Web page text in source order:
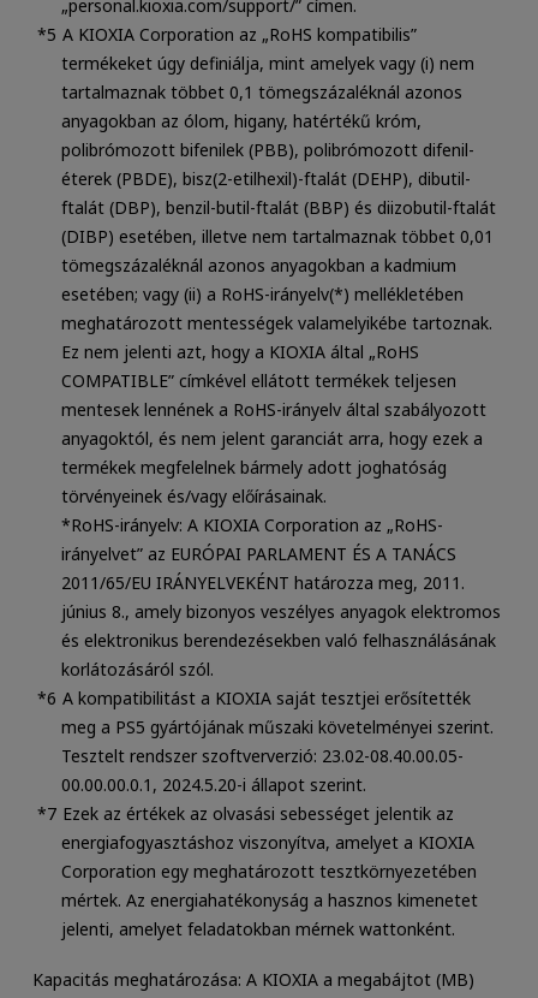
„personal.kioxia.com/support/” címen.
A KIOXIA Corporation az „RoHS kompatibilis”
termékeket úgy definiálja, mint amelyek vagy (i) nem
tartalmaznak többet 0,1 tömegszázaléknál azonos
anyagokban az ólom, higany, hatértékű króm,
polibrómozott bifenilek (PBB), polibrómozott difenil-
éterek (PBDE), bisz(2-etilhexil)-ftalát (DEHP), dibutil-
ftalát (DBP), benzil-butil-ftalát (BBP) és diizobutil-ftalát
(DIBP) esetében, illetve nem tartalmaznak többet 0,01
tömegszázaléknál azonos anyagokban a kadmium
esetében; vagy (ii) a RoHS-irányelv(*) mellékletében
meghatározott mentességek valamelyikébe tartoznak.
Ez nem jelenti azt, hogy a KIOXIA által „RoHS
COMPATIBLE” címkével ellátott termékek teljesen
mentesek lennének a RoHS-irányelv által szabályozott
anyagoktól, és nem jelent garanciát arra, hogy ezek a
termékek megfelelnek bármely adott joghatóság
törvényeinek és/vagy előírásainak.
*RoHS-irányelv: A KIOXIA Corporation az „RoHS-
irányelvet” az EURÓPAI PARLAMENT ÉS A TANÁCS
2011/65/EU IRÁNYELVEKÉNT határozza meg, 2011.
június 8., amely bizonyos veszélyes anyagok elektromos
és elektronikus berendezésekben való felhasználásának
korlátozásáról szól.
A kompatibilitást a KIOXIA saját tesztjei erősítették
meg a PS5 gyártójának műszaki követelményei szerint.
Tesztelt rendszer szoftververzió: 23.02-08.40.00.05-
00.00.00.0.1, 2024.5.20-i állapot szerint.
Ezek az értékek az olvasási sebességet jelentik az
energiafogyasztáshoz viszonyítva, amelyet a KIOXIA
Corporation egy meghatározott tesztkörnyezetében
mértek. Az energiahatékonyság a hasznos kimenetet
jelenti, amelyet feladatokban mérnek wattonként.
Kapacitás meghatározása: A KIOXIA a megabájtot (MB)